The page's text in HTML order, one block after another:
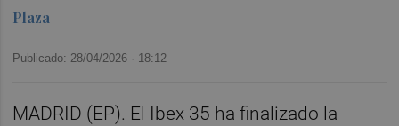
Plaza
Publicado: 28/04/2026 · 18:12
MADRID (EP). El Ibex 35 ha finalizado la